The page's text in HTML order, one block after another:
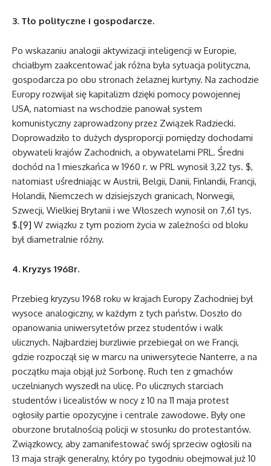
3. Tło polityczne i gospodarcze.
Po wskazaniu analogii aktywizacji inteligencji w Europie,
chciałbym zaakcentować jak różna była sytuacja polityczna,
gospodarcza po obu stronach żelaznej kurtyny. Na zachodzie
Europy rozwijał się kapitalizm dzięki pomocy powojennej
USA, natomiast na wschodzie panował system
komunistyczny zaprowadzony przez Związek Radziecki.
Doprowadziło to dużych dysproporcji pomiędzy dochodami
obywateli krajów Zachodnich, a obywatelami PRL. Średni
dochód na 1 mieszkańca w 1960 r. w PRL wynosił 3,22 tys. $,
natomiast uśredniając w Austrii, Belgii, Danii, Finlandii, Francji,
Holandii, Niemczech w dzisiejszych granicach, Norwegii,
Szwecji, Wielkiej Brytanii i we Włoszech wynosił on 7,61 tys.
$.[9] W związku z tym poziom życia w zależności od bloku
był diametralnie różny.
4. Kryzys 1968r.
Przebieg kryzysu 1968 roku w krajach Europy Zachodniej był
wysoce analogiczny, w każdym z tych państw. Doszło do
opanowania uniwersytetów przez studentów i walk
ulicznych. Najbardziej burzliwie przebiegał on we Francji,
gdzie rozpoczął się w marcu na uniwersytecie Nanterre, a na
początku maja objął już Sorbonę. Ruch ten z gmachów
uczelnianych wyszedł na ulicę. Po ulicznych starciach
studentów i licealistów w nocy z 10 na 11 maja protest
ogłosiły partie opozycyjne i centrale zawodowe. Były one
oburzone brutalnością policji w stosunku do protestantów.
Związkowcy, aby zamanifestować swój sprzeciw ogłosili na
13 maja strajk generalny, który po tygodniu obejmował już 10